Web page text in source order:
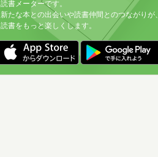
読書メーターです。
新たな本との出会いや読書仲間とのつながりが
読書をもっと楽しくします。